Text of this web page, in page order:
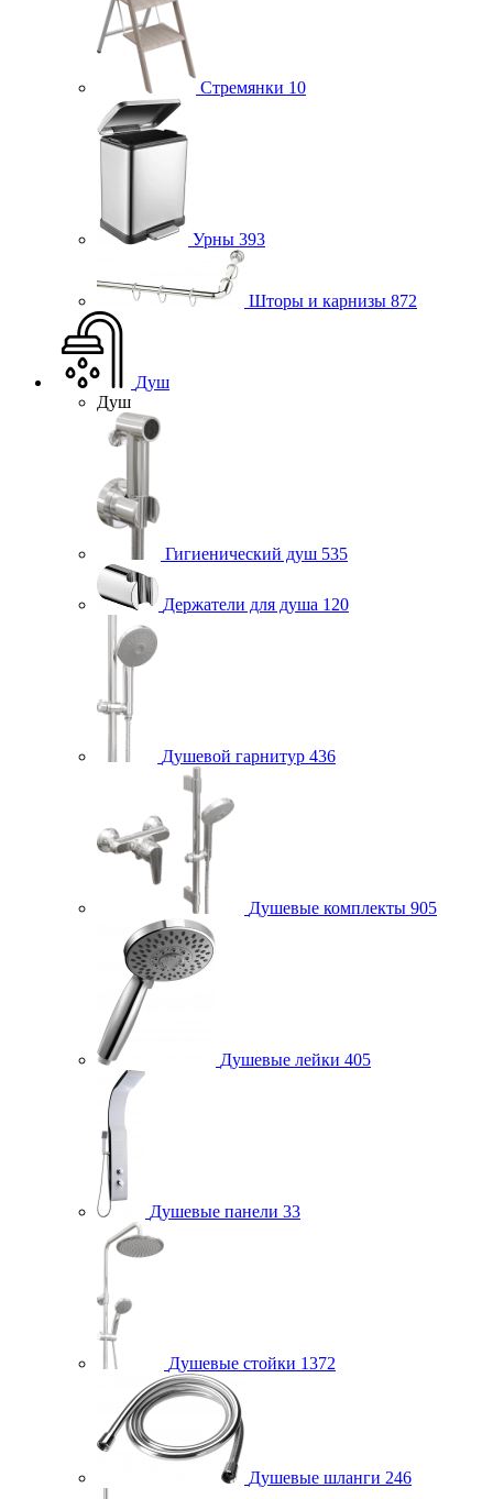
Стремянки 10
Урны 393
Шторы и карнизы 872
Душ
Душ
Гигиенический душ 535
Держатели для душа 120
Душевой гарнитур 436
Душевые комплекты 905
Душевые лейки 405
Душевые панели 33
Душевые стойки 1372
Душевые шланги 246